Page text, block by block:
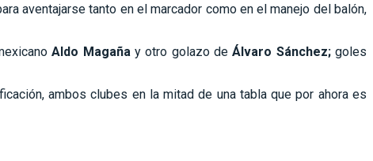
aventajarse tanto en el marcador como en el manejo del balón,
Aldo Magañay otro golazo deÁlvaro Sánchez;goles
ambos clubes en la mitad de una tabla que por ahora es